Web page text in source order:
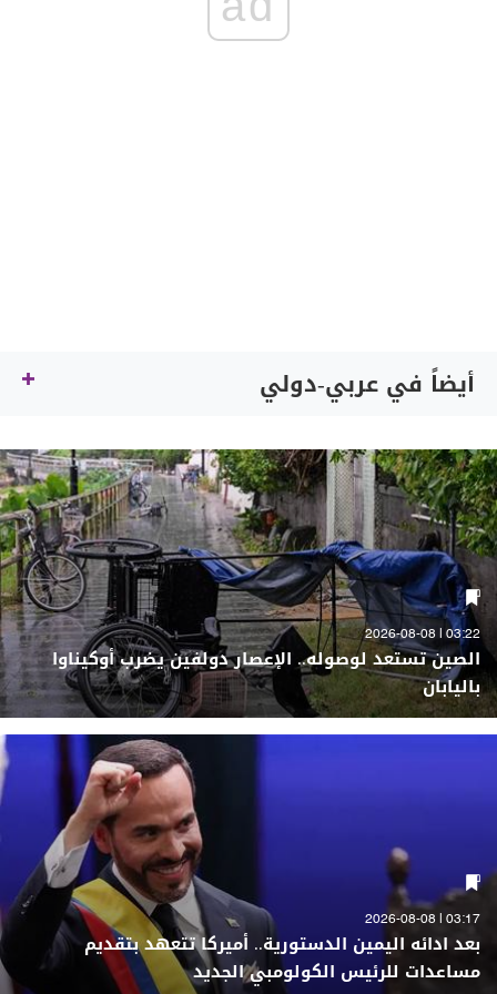
أيضاً في عربي-دولي
03:22 | 2026-08-08
الصين تستعد لوصوله.. الإعصار دولفين يضرب أوكيناوا
باليابان
03:17 | 2026-08-08
بعد ادائه اليمين الدستورية.. أميركا تتعهد بتقديم
مساعدات للرئيس الكولومبي الجديد